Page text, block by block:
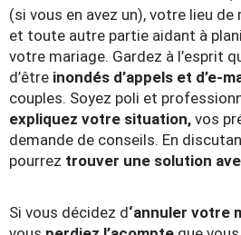
(si vous en avez un), votre lieu
et toute autre partie aidant à
votre mariage. Gardez à l’esprit
d’être inondés d’appels et d’e-
couples. Soyez poli et
expliquez votre situation, vos
demande de conseils. En
pourrez trouver une solution
Si vous décidez d‘annuler votre